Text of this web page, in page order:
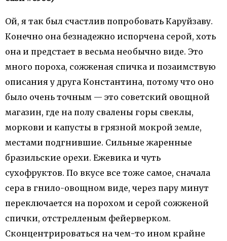
Ой, я так был счастлив попробовать Каруйзаву.
Конечно она безнадежно испорчена серой, хоть
она и предстает в весьма необычно виде. Это
много пороха, сожженая спичка и позаимствую
описания у друга Константина, потому что оно
было очень точным — это советский овощной
магазин, где на полу свалены горы свеклы,
моркови и капусты в грязной мокрой земле,
местами подгнившие. Сильные жаренные
бразильские орехи. Ежевика и чуть
сухофруктов. По вкусе все тоже самое, сначала
сера в гнило-овощном виде, через пару минут
переключается на порохом и серой сожженой
спички, отстрелленым фейерверком.
Сконцентрироваться на чем-то ином крайне